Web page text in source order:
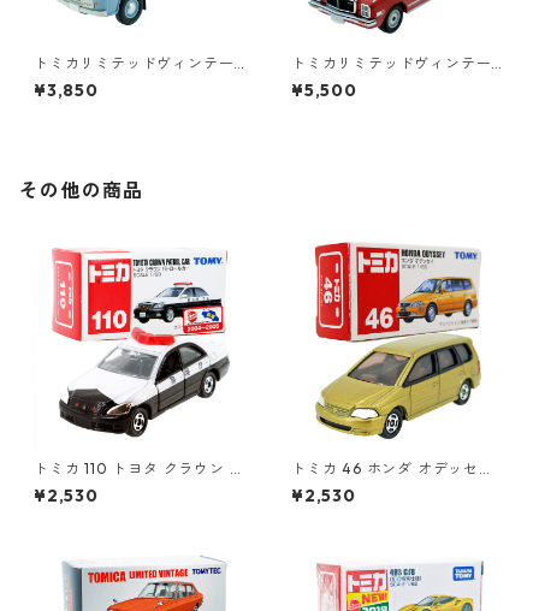
トミカリミテッドヴィンテー
ジ LV-121a マツダ E2000 ダ
ンプカー #36229827
¥3,850
トミカリミテッドヴィンテー
ジネオ LV-N25a マツダ ルー
チェ レガート 4ドア セダン 消
¥5,500
その他の商品
トミカ 110 トヨタ クラウン パ
トロールカー #10702740
¥2,530
トミカ 46 ホンダ オデッセイ
#10543985
¥2,530